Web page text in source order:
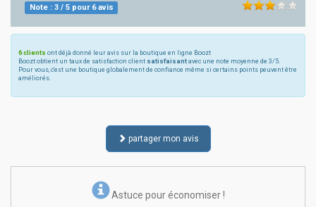
Note : 3/ 5pour 6avis
6 clients ont déjà donné leur avis sur la boutique en ligne Boozt
Boozt obtient un taux de satisfaction client satisfaisant avec une note moyenne de 3/5.
Pour vous, c'est une boutique globalement de confiance même si certains points peuvent être
améliorés.
partager mon avis
Astuce pour économiser !